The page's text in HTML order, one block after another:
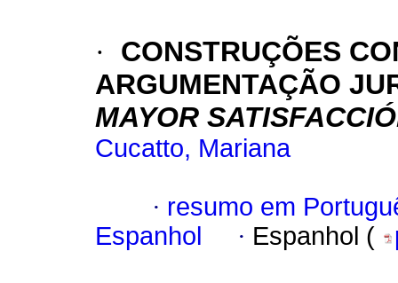
·
CONSTRUÇÕES
ARGUMENTAÇÃO
MAYOR
Cucatto, Mariana
· resumo em
Espanhol
· Espanhol (